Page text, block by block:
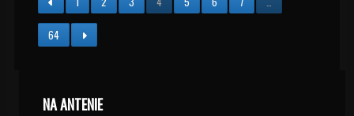
64
NA ANTENIE